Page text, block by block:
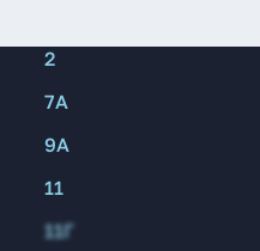
2
7А
9А
11
11Г